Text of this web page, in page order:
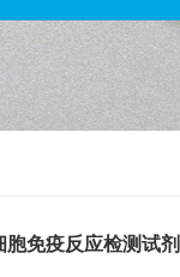
免疫反应检测试